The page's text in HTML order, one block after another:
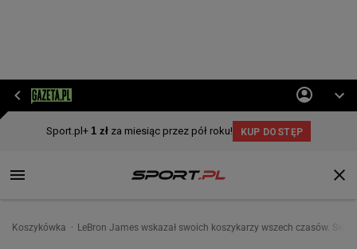
Koszykówka LeBron James wskazał swoich koszykarzy wszech czasów.